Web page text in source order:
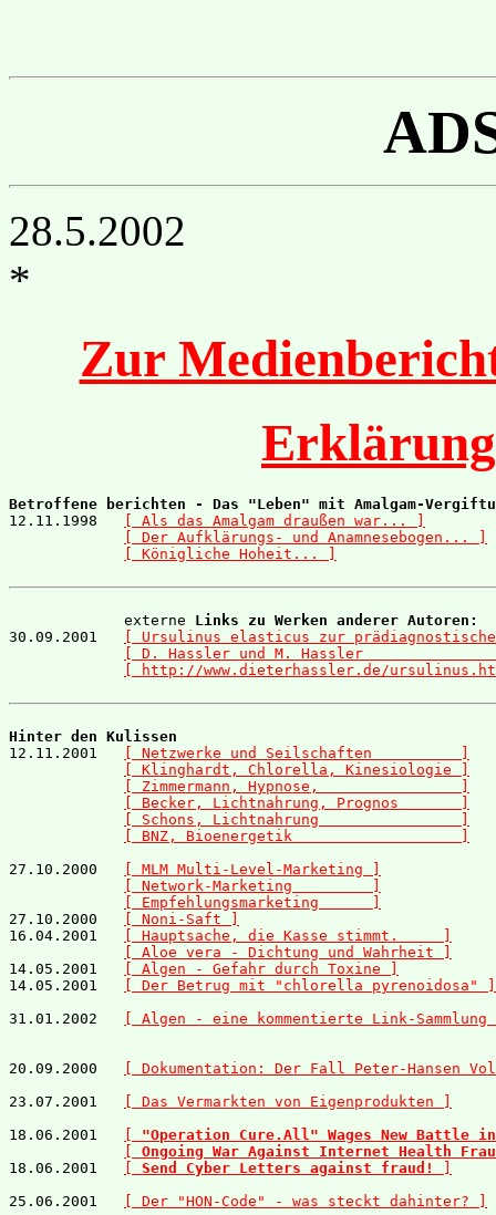
28.5.2002
*
Zur
Betroffene berichten - Das "Leben" mit Amalgam-
12.11.1998
[ Als das Amalgam draußen war... ]
[ Der Aufklärungs- und Anamnesebogen... ]
[ Königliche Hoheit... ]
             externe
Links zu Werken anderer Autoren:
30.09.2001
[ Ursulinus elasticus zur
[ D. Hassler und M. Hassler
[ http://www.dieterhassler.de/
Hinter den Kulissen
12.11.2001
[ Netzwerke und Seilschaften          ]
[ Klinghardt, Chlorella, Kinesiologie ]
[ Zimmermann, Hypnose,                ]
[ Becker, Lichtnahrung, Prognos       ]
[ Schons, Lichtnahrung                ]
[ BNZ, Bioenergetik                   ]
27.10.2000
[ MLM Multi-Level-Marketing ]
[ Network-Marketing         ]
[ Empfehlungsmarketing      ]
27.10.2000
[ Noni-Saft ]
16.04.2001
[ Hauptsache, die Kasse stimmt.     ]
[ Aloe vera - Dichtung und Wahrheit ]
14.05.2001
[ Algen - Gefahr durch Toxine ]
14.05.2001
[ Der Betrug mit "chlorella pyrenoidosa" ]
31.01.2002
[ Algen - eine kommentierte Link-
20.09.2000
[ Dokumentation: Der Fall Peter-Hansen
23.07.2001
[ Das Vermarkten von Eigenprodukten ]
18.06.2001
"Operation Cure.All" Wages New Battle in
Ongoing War Against Internet Health
18.06.2001
Send Cyber Letters against fraud!
25.06.2001
[ Der "HON-Code" - was steckt dahinter? ]